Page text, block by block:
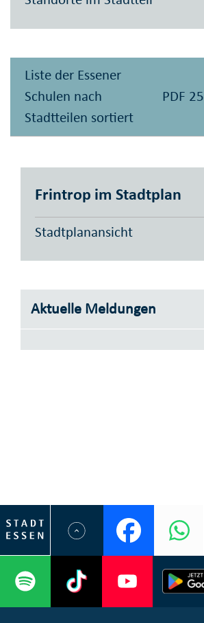
Liste der Essener
Schulen nach
Stadtteilen sortiert
PDF 25
Frintrop im Stadtplan
Stadtplanansicht
Aktuelle Meldungen